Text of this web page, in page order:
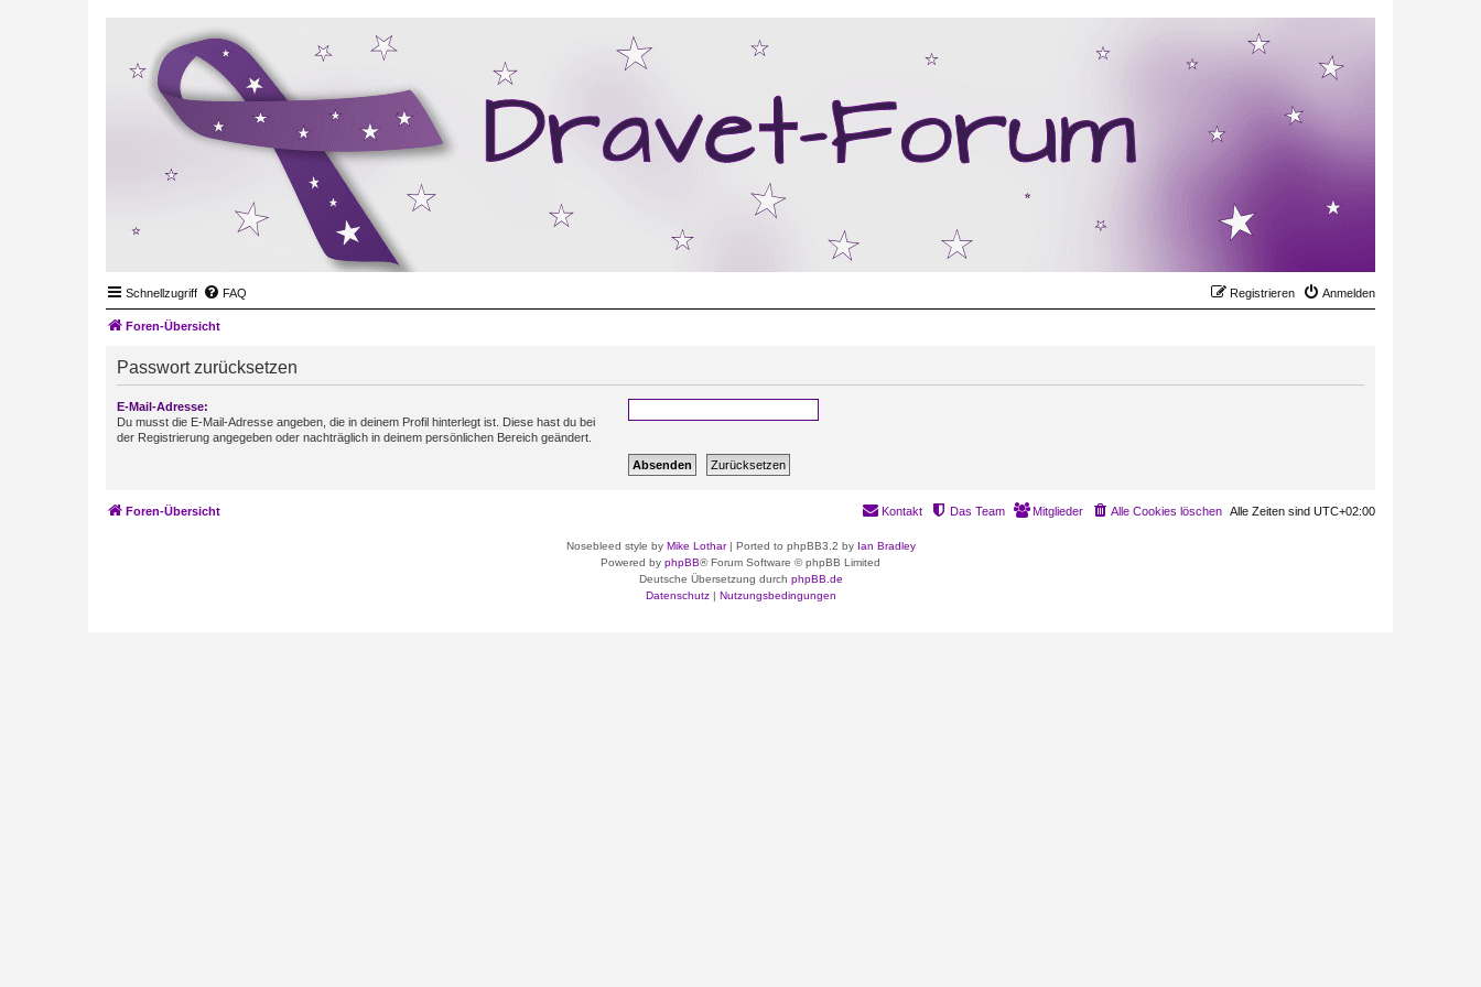
Schnellzugriff FAQ Anmelden
Registrieren
Foren-Übersicht
Passwort zurücksetzen
E-Mail-Adresse:
Du musst die E-Mail-Adresse angeben, die in deinem Profil hinterlegt ist. Diese hast du bei
der Registrierung angegeben oder nachträglich in deinem persönlichen Bereich geändert.
Foren-Übersicht Alle Zeiten sind UTC+02:00
Alle Cookies löschen
Mitglieder
Das Team
Kontakt
Nosebleed style by Mike Lothar| Ported to phpBB3.2 by Ian Bradley
Powered by phpBB® Forum Software © phpBB Limited
Deutsche Übersetzung durch phpBB.de
Datenschutz| Nutzungsbedingungen